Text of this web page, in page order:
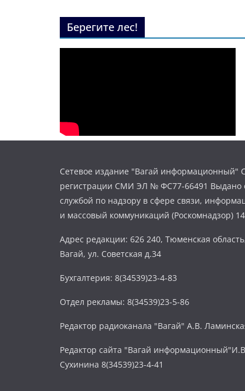
Берегите лес!
Сетевое издание "Вагай информационный"
регистрации СМИ ЭЛ № ФС77-66491 Выдано
службой по надзору в сфере связи,
и массовый коммуникаций (Роскомнадзор)
Адрес редакции: 626 240, Тюменская
Вагай, ул. Советская д.34
Бухгалтерия: 8(34539)23-4-83
Отдел рекламы: 8(34539)23-5-86
Редактор радиоканала "Вагай" А.В.
Редактор сайта "Вагай
Сухинина 8(34539)23-4-41